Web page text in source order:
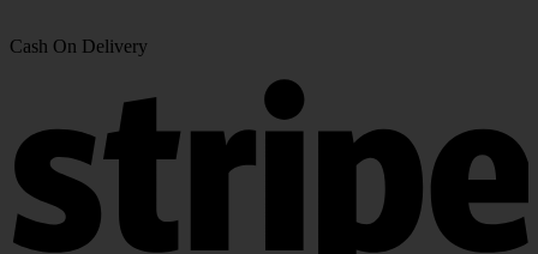
Cash On Delivery